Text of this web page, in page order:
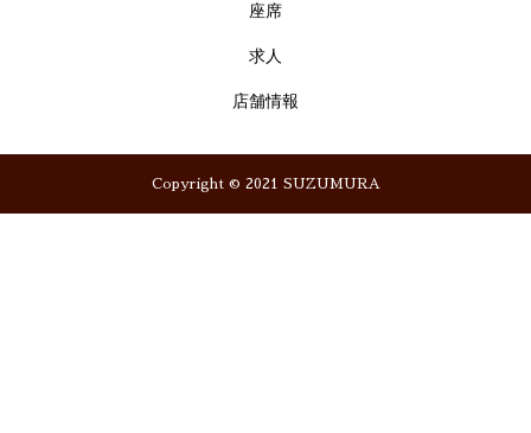
座席
求人
店舗情報
Copyright © 2021 SUZUMURA